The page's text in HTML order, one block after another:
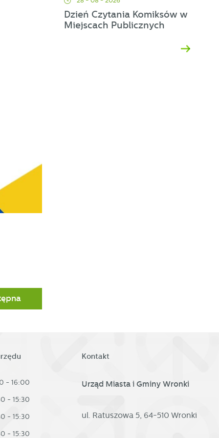
Dzień Czytania Komiksów w
Miejscach Publicznych
- 16:00
- 15:30
- 15:30
- 15:30
Kontakt
Urząd Miasta i Gminy Wronki
ul. Ratuszowa 5, 64-510 Wronki